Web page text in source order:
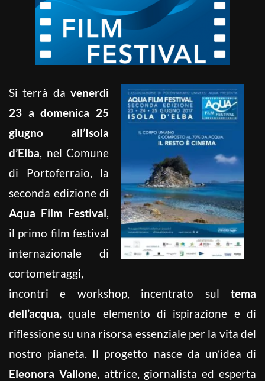
Si terrà da venerdì
23 a domenica 25
giugno
all’Isola
d’Elba, nel Comune
di Portoferraio, la
seconda edizione di
Aqua Film Festival,
il primo film festival
internazionale di
cortometraggi,
incontri e workshop, incentrato sul tema
dell’acqua,quale elemento di ispirazione e di
riflessione su una risorsa essenziale per la vita del
nostro pianeta. Il progetto nasce da un’idea di
Eleonora Vallone, attrice, giornalista ed esperta